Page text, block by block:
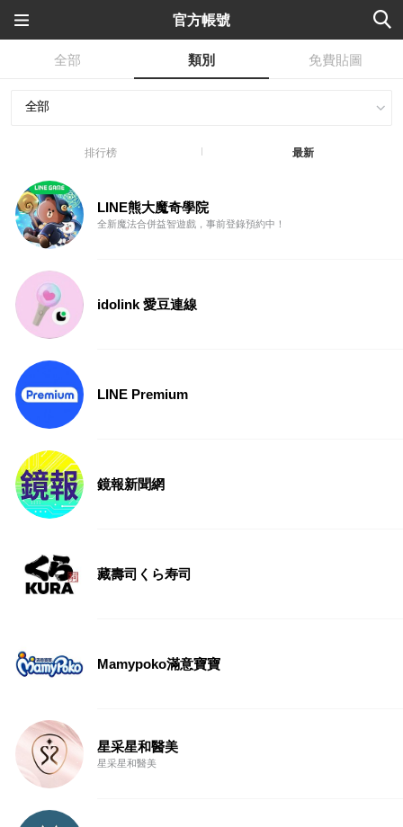
官方帳號
全部 類別 免費貼圖
排行榜 最新
LINE熊大魔奇學院
全新魔法合併益智遊戲，事前登錄預約中！
idolink 愛豆連線
LINE Premium
鏡報新聞網
藏壽司くら寿司
Mamypoko滿意寶寶
星采星和醫美
星采星和醫美